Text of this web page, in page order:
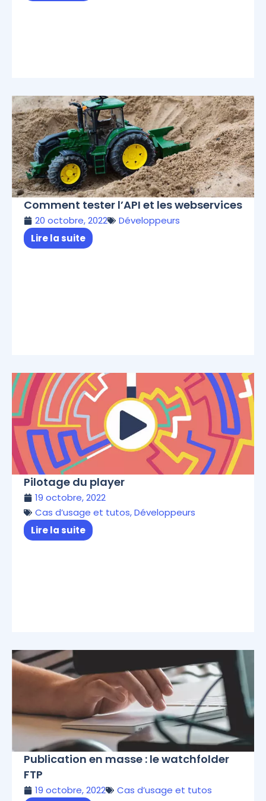
Comment tester l’API et les webservices
20 octobre, 2022
Développeurs
Lire la suite
Pilotage du player
19 octobre, 2022
Cas d’usage et tutos,Développeurs
Lire la suite
Publication en masse : le watchfolder
FTP
19 octobre, 2022
Cas d’usage et tutos